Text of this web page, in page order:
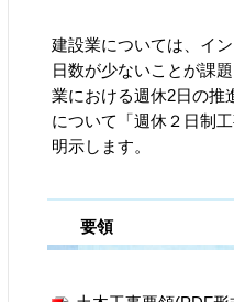
建設業については、イ
日数が少ないことが課
業における週休2日の推
について「週休２日制
明示します。
要領